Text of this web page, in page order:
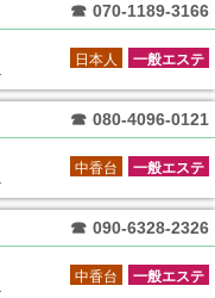
☎ 070-1189-3166
一般エステ
日本人
☎ 080-4096-0121
一般エステ
中香台
☎ 090-6328-2326
一般エステ
中香台